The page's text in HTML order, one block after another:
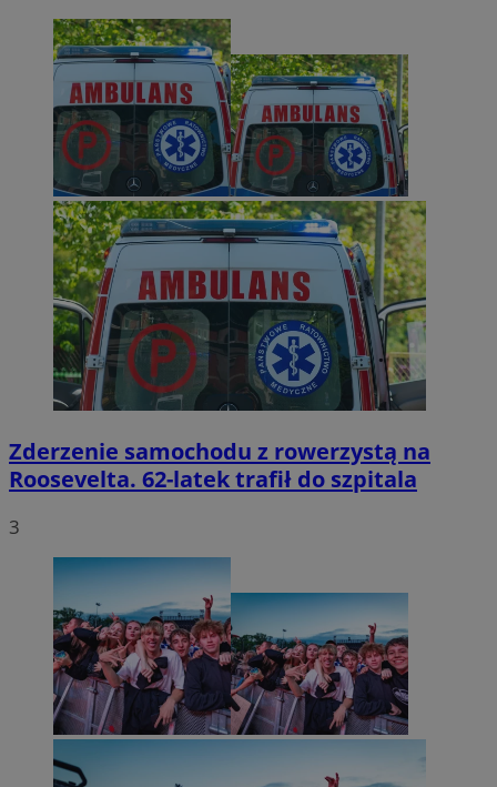
Zderzenie samochodu z rowerzystą na
Roosevelta. 62-latek trafił do szpitala
3